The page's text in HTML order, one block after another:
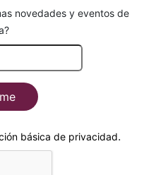
novedades y eventos de
básica de privacidad.